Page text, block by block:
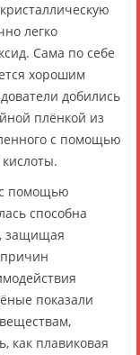
легко
Сама по себе
хорошим
добились
плёнкой из
с помощью
с помощью
способна
защищая
показали
как плавиковая